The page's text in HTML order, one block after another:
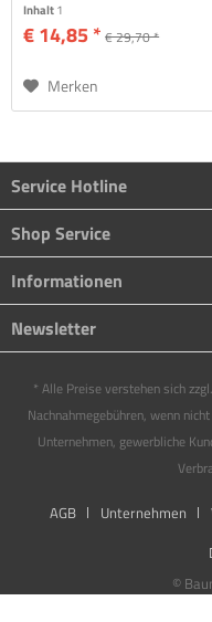
Inhalt1
€ 14,85 * € 29,70 *
Merken
Service Hotline
Shop Service
Informationen
Newsletter
* Alle Preise verstehen sich
Nachnahmegebühren, wenn
Unternehmen, gewerbliche
AGB Unternehmen
©